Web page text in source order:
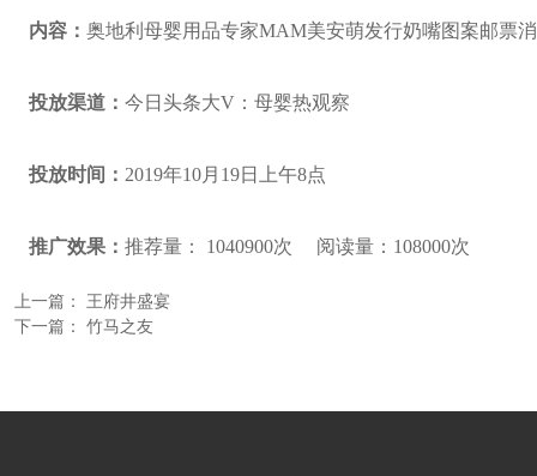
内容： 奥地利母婴用品专家MAM美安萌发行奶嘴图案邮票
投放渠道： 今日头条大V：母婴热观察
投放时间： 2019年10月19日上午8点
推广效果： 推荐量： 1040900次 阅读量：108000次
上一篇：
王府井盛宴
下一篇：
竹马之友